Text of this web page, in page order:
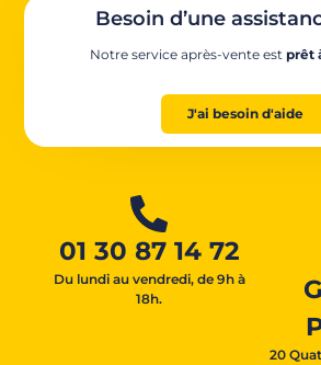
Besoin d’une
Notre service après-vente est prêt
J'ai besoin d'aide
01 30 87 14 72
Du lundi au vendredi, de 9h à
18h.
20